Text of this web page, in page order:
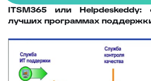
ITSM365 или Helpdeskeddy:
лучших программах